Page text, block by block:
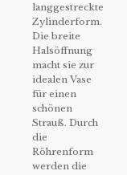
langgestreckte
Zylinderform.
Die breite
Halsöffnung
macht sie zur
idealen Vase
für einen
schönen
Strauß. Durch
die
Röhrenform
werden die